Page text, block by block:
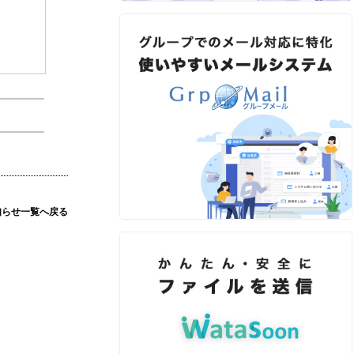
せ一覧へ戻る